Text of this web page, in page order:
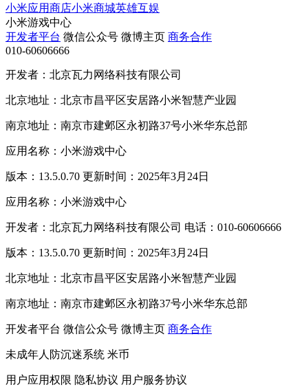
小米应用商店小米商城英雄互娱
小米游戏中心
开发者平台 微信公众号 微博主页 商务合作
010-60606666
开发者：北京瓦力网络科技有限公司
北京地址：北京市昌平区安居路小米智慧产业园
南京地址：南京市建邺区永初路37号小米华东总部
应用名称：小米游戏中心
版本：13.5.0.70 更新时间：2025年3月24日
应用名称：小米游戏中心
开发者：北京瓦力网络科技有限公司 电话：010-60606666
版本：13.5.0.70 更新时间：2025年3月24日
北京地址：北京市昌平区安居路小米智慧产业园
南京地址：南京市建邺区永初路37号小米华东总部
开发者平台 微信公众号 微博主页 商务合作
未成年人防沉迷系统 米币
用户应用权限 隐私协议 用户服务协议